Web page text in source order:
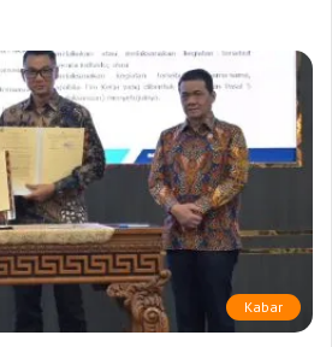
Kabar